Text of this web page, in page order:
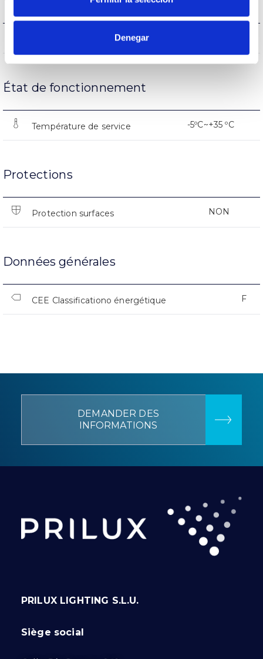
Denegar(L70B50>) 15.000h
État de fonctionnement
Température de service -5ºC~+35 ºC
Protections
Protection surfaces NON
Données générales
CEE Classificationo énergétique F
DEMANDER DES
INFORMATIONS
PRILUX LIGHTING S.L.U.
Siège social